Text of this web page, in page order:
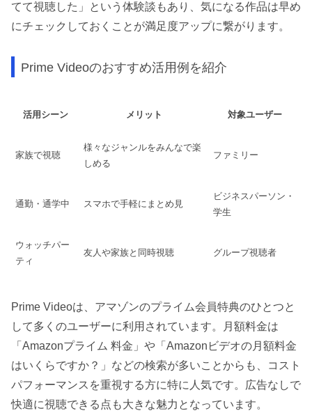
てて視聴した」という体験談もあり、気になる作品は早め
にチェックしておくことが満足度アップに繋がります。
Prime Videoのおすすめ活用例を紹介
活用シーン メリット 対象ユーザー
家族で視聴
様々なジャンルをみんなで楽
しめる
ファミリー
通勤・通学中 スマホで手軽にまとめ見
ビジネスパーソン・
学生
ウォッチパー
ティ
友人や家族と同時視聴 グループ視聴者
Prime Videoは、アマゾンのプライム会員特典のひとつと
して多くのユーザーに利用されています。月額料金は
「Amazonプライム 料金」や「Amazonビデオの月額料金
はいくらですか？」などの検索が多いことからも、コスト
パフォーマンスを重視する方に特に人気です。広告なしで
快適に視聴できる点も大きな魅力となっています。